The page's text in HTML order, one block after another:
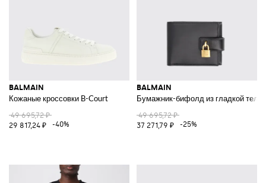
BALMAIN
Кожаные кроссовки B-Court
49 695,72 ₽
29 817,24 ₽
-40%
BALMAIN
Бумажник-бифолд из гладкой
49 695,72 ₽
37 271,79 ₽
-25%